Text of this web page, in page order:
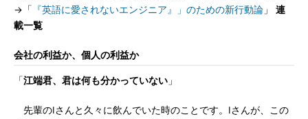
→「
『英語に愛されないエンジニア』」のための新行動論 」 連
載一覧
会社の利益か、個人の利益か
「江端君、君は何も分かっていない 」
先輩のIさんと久々に飲んでいた時のことです。Iさんが、この